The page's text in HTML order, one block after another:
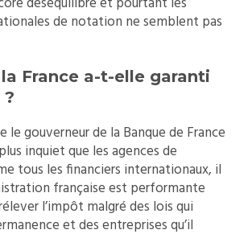
de notation ne semblent pas
France a-t-elle garanti
le gouverneur de la Banque de France
inquiet que les agences de
tous les financiers internationaux, il
française est performante
l’impôt malgré des lois qui
et des entreprises qu’il